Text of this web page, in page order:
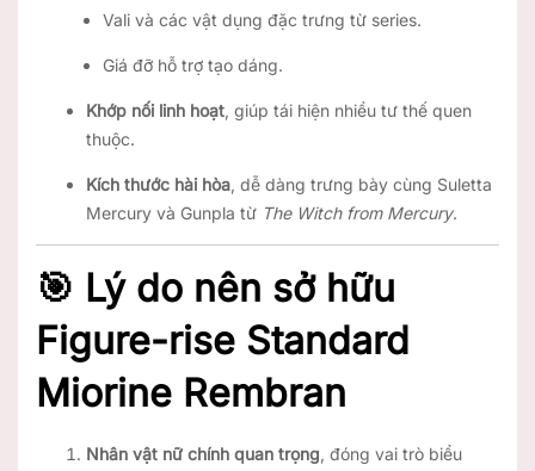
Vali và các vật dụng đặc trưng từ series.
Giá đỡ hỗ trợ tạo dáng.
Khớp nối linh hoạt, giúp tái hiện nhiều tư thế quen
thuộc.
Kích thước hài hòa, dễ dàng trưng bày cùng Suletta
Mercury và Gunpla từ The Witch from Mercury.
🎯 Lý do nên sở hữu
Figure-rise Standard
Miorine Rembran
Nhân vật nữ chính quan trọng, đóng vai trò biểu